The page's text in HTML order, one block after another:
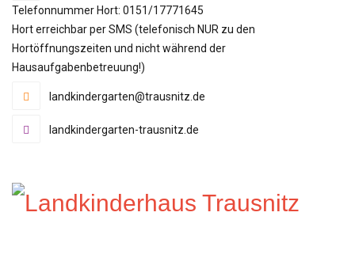
Telefonnummer Hort: 0151/17771645
Hort erreichbar per SMS (telefonisch NUR zu den
Hortöffnungszeiten und nicht während der
Hausaufgabenbetreuung!)
landkindergarten@trausnitz.de
landkindergarten-trausnitz.de